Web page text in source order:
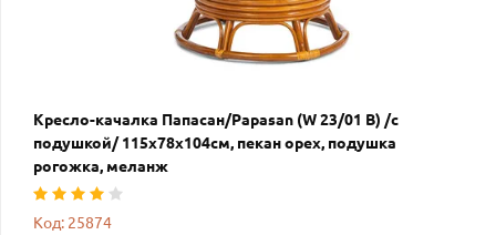
Кресло-качалка Папасан/Papasan (W 23/01 B) /с
подушкой/ 115х78х104см, пекан орех, подушка
рогожка, меланж
Код: 25874